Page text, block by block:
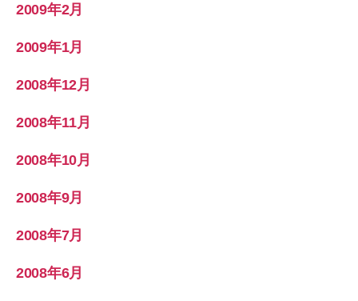
2009年2月
2009年1月
2008年12月
2008年11月
2008年10月
2008年9月
2008年7月
2008年6月